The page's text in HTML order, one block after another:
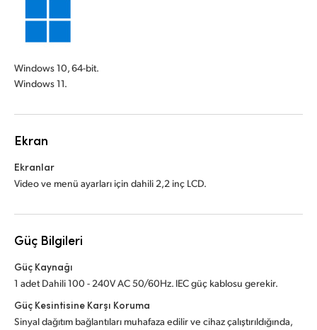
Windows 10, 64-bit.
Windows 11.
Ekran
Ekranlar
Video ve menü ayarları için dahili 2,2 inç LCD.
Güç Bilgileri
Güç Kaynağı
1 adet Dahili 100 - 240V AC 50/60Hz. IEC güç kablosu gerekir.
Güç Kesintisine Karşı Koruma
Sinyal dağıtım bağlantıları muhafaza edilir ve cihaz çalıştırıldığında,